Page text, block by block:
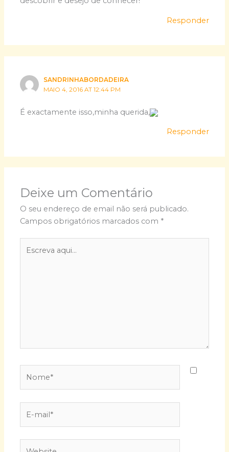
Responder
SANDRINHABORDADEIRA
MAIO 4, 2016 AT 12:44 PM
É exactamente isso,minha querida,
Responder
Deixe um Comentário
O seu endereço de email não será publicado.
Campos obrigatórios marcados com *
mail*